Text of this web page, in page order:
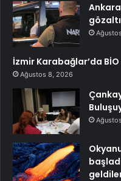
gözaltı
İzmir Karabağlar’da
Ağustos 8, 2026